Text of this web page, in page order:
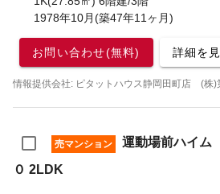
1978年10月(築47年11ヶ月)
お問い合わせ(無料) 詳細を
情報提供会社: ピタットハウス静岡田町店 (株)
売マンション
運動場前ハイム
０ 2LDK